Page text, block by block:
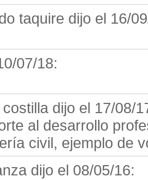
taquire dijo el 16/
07/18:
dijo el 17/08/
al desarrollo
civil, ejemplo de
dijo el 08/05/16: